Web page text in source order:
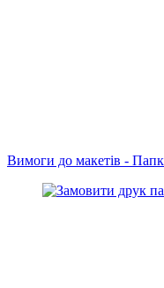
Вимоги до макетів -